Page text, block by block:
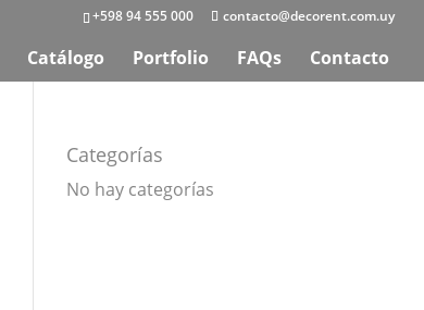
+598 94 555 000 contacto@decorent.com.uy
Catálogo Portfolio FAQs Contacto
Categorías
No hay categorías